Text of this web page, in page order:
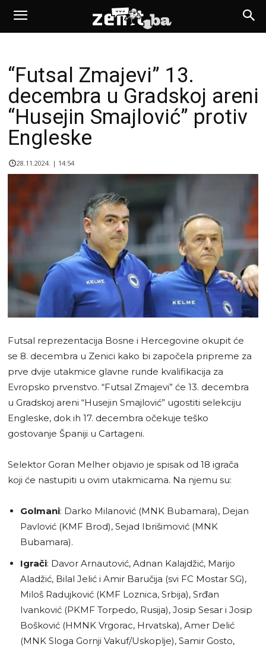
“Futsal Zmajevi” 13.
decembra u Gradskoj areni
“Husejin Smajlović” protiv
Engleske
28.11.2024. | 14:54
Futsal reprezentacija Bosne i Hercegovine okupit će
se 8. decembra u Zenici kako bi započela pripreme za
prve dvije utakmice glavne runde kvalifikacija za
Evropsko prvenstvo. “Futsal Zmajevi” će 13. decembra
u Gradskoj areni “Husejin Smajlović” ugostiti selekciju
Engleske, dok ih 17. decembra očekuje teško
gostovanje Španiji u Cartageni.
Selektor Goran Melher objavio je spisak od 18 igrača
koji će nastupiti u ovim utakmicama. Na njemu su:
Golmani: Darko Milanović (MNK Bubamara), Dejan
Pavlović (KMF Brod), Sejad Ibrišimović (MNK
Bubamara).
Igrači: Davor Arnautović, Adnan Kalajdžić, Marijo
Aladžić, Bilal Jelić i Amir Baručija (svi FC Mostar SG),
Miloš Radujković (KMF Loznica, Srbija), Srđan
Ivanković (PKMF Torpedo, Rusija), Josip Sesar i Josip
Bošković (HMNK Vrgorac, Hrvatska), Amer Delić
(MNK Sloga Gornji Vakuf/Uskoplje), Samir Gosto,